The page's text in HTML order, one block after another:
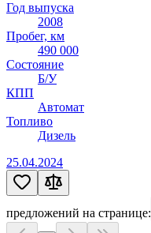
Год выпуска
2008
Пробег, км
490 000
Состояние
Б/У
КПП
Автомат
Топливо
Дизель
25.04.2024
предложений на странице: